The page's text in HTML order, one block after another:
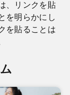
、リンクを貼
を明らかにし
を貼ることは